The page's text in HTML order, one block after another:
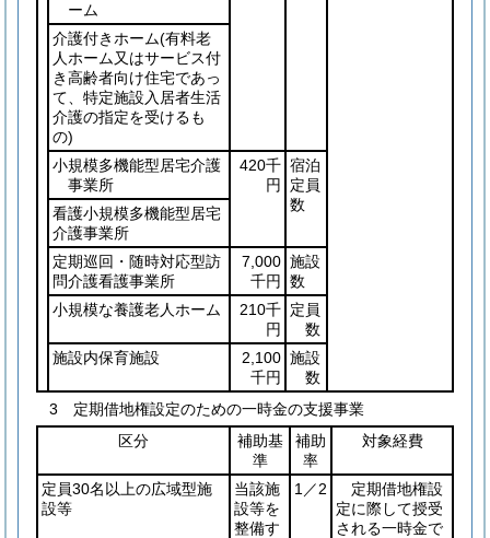
ーム
介護付きホーム(有料老
人ホーム又はサービス付
き高齢者向け住宅であっ
て、特定施設入居者生活
介護の指定を受けるも
の)
小規模多機能型居宅介護
事業所
420千
円
宿泊
定員
数
看護小規模多機能型居宅
介護事業所
定期巡回・随時対応型訪
問介護看護事業所
7,000
千円
施設
数
小規模な養護老人ホーム
210千
円
定員
数
施設内保育施設
2,100
千円
施設
数
3 定期借地権設定のための一時金の支援事業
区分
補助基
準
補助
率
対象経費
定員30名以上の広域型施
設等
当該施
設等を
整備す
1／2
定期借地権設
定に際して授受
される一時金で